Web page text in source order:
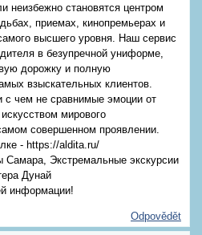
неизбежно становятся центром
приемах, кинопремьерах и
высшего уровня. Наш сервис
в безупречной униформе,
дорожку и полную
взыскательных клиентов.
с чем не сравнимые эмоции от
мирового
совершенном проявлении.
- https://aldita.ru/
Экстремальные экскурсии
Дунай
информации!
Odpovědět